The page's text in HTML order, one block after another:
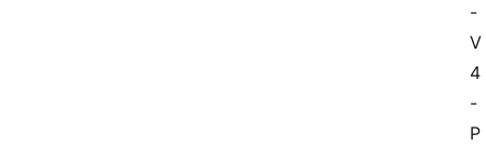
-
V
4
-
P